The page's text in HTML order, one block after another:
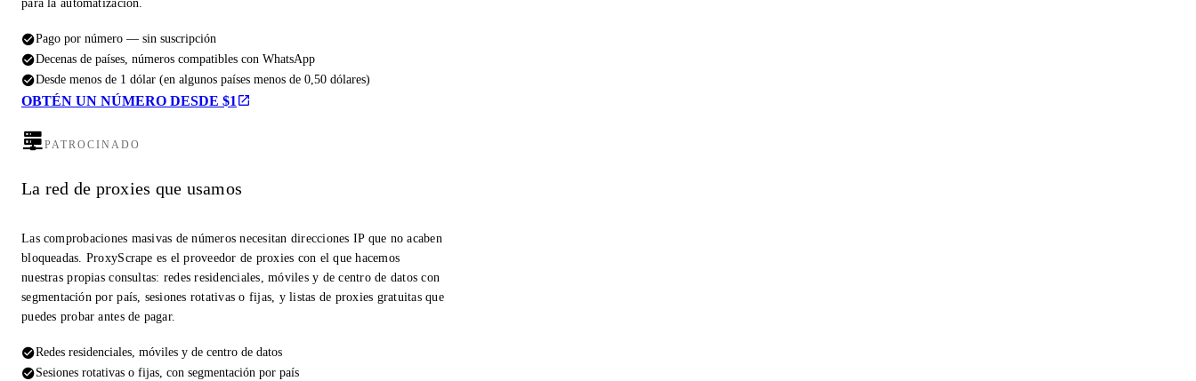
para la automatización.
Pago por número — sin suscripción
Decenas de países, números compatibles con WhatsApp
Desde menos de 1 dólar (en algunos países menos de 0,50 dólares)
OBTÉN UN NÚMERO DESDE $1
PATROCINADO
La red de proxies que usamos
Las comprobaciones masivas de números necesitan direcciones IP que no acaben
bloqueadas. ProxyScrape es el proveedor de proxies con el que hacemos
nuestras propias consultas: redes residenciales, móviles y de centro de datos con
segmentación por país, sesiones rotativas o fijas, y listas de proxies gratuitas que
puedes probar antes de pagar.
Redes residenciales, móviles y de centro de datos
Sesiones rotativas o fijas, con segmentación por país